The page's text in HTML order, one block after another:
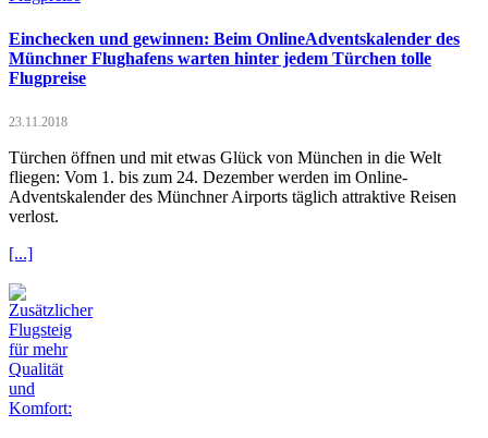
Einchecken und gewinnen: Beim OnlineAdventskalender des
Münchner Flughafens warten hinter jedem Türchen tolle
Flugpreise
23.11.2018
Türchen öffnen und mit etwas Glück von München in die Welt
fliegen: Vom 1. bis zum 24. Dezember werden im Online-
Adventskalender des Münchner Airports täglich attraktive Reisen
verlost.
[...]